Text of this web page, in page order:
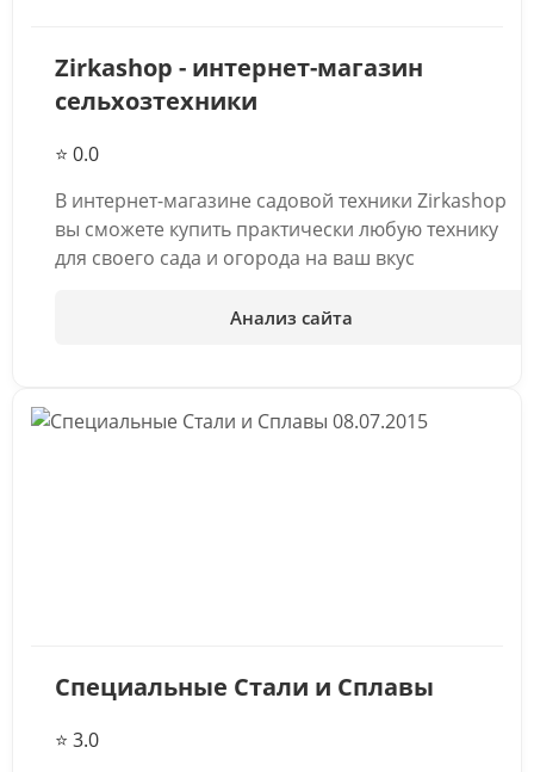
Zirkashop - интернет-магазин
сельхозтехники
⭐ 0.0
В интернет-магазине садовой техники Zirkashop
вы сможете купить практически любую технику
для своего сада и огорода на ваш вкус
Анализ сайта
08.07.2015
Специальные Стали и Сплавы
⭐ 3.0